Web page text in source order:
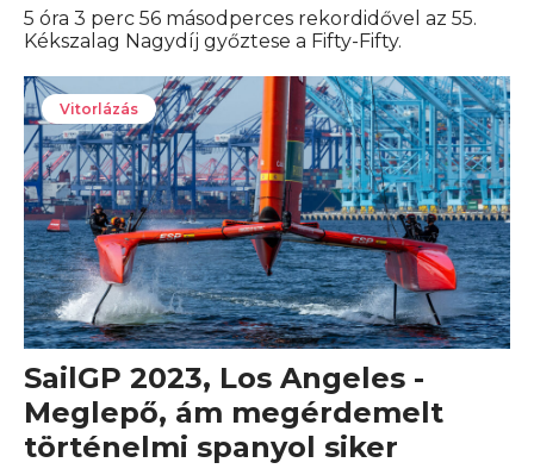
5 óra 3 perc 56 másodperces rekordidővel az 55.
Kékszalag Nagydíj győztese a Fifty-Fifty.
Vitorlázás
SailGP 2023, Los Angeles -
Meglepő, ám megérdemelt
történelmi spanyol siker